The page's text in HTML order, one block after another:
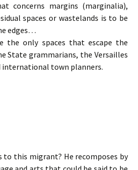
concerns margins (marginalia),
spaces or wastelands is to be
edges…
the only spaces that escape the
State grammarians, the Versailles
international town planners.
to this migrant? He recomposes by